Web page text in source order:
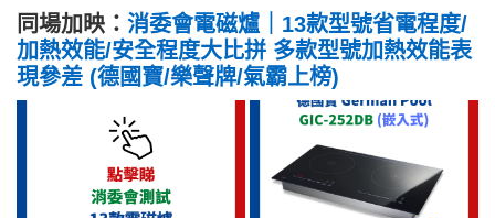
同場加映： 消委會電磁爐｜13款型號省電程度/
加熱效能/安全程度大比拼 多款型號加熱效能表
現參差 (德國寶/樂聲牌/氣霸上榜)